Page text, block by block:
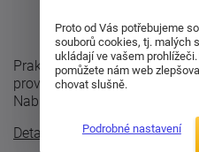
Praktický TV stolek Neno
provedení. TV stolek Neno
Nabízí úložný prostor v
Detailní popis
Proto od Vás potřebujeme
souborů cookies, tj. malých
ukládají ve vašem
pomůžete nám web
chovat slušně.
Podrobné nastavení